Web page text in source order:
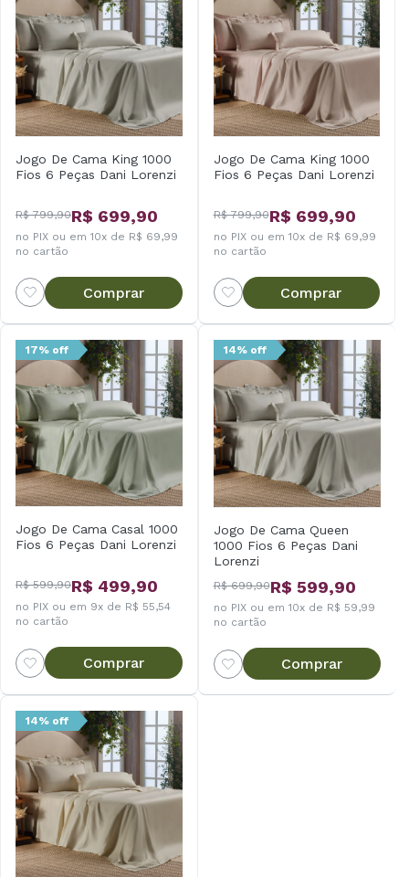
Jogo De Cama King 1000
Fios 6 Peças Dani Lorenzi
R$ 799,90R$ 699,90
no PIX ou em 10x de R$ 69,99
no cartão
Comprar
Jogo De Cama King 1000
Fios 6 Peças Dani Lorenzi
R$ 799,90R$ 699,90
no PIX ou em 10x de R$ 69,99
no cartão
Comprar
17% off
Jogo De Cama Casal 1000
Fios 6 Peças Dani Lorenzi
R$ 599,90R$ 499,90
no PIX ou em 9x de R$ 55,54
no cartão
Comprar
14% off
Jogo De Cama Queen
1000 Fios 6 Peças Dani
Lorenzi
R$ 699,90R$ 599,90
no PIX ou em 10x de R$ 59,99
no cartão
Comprar
14% off